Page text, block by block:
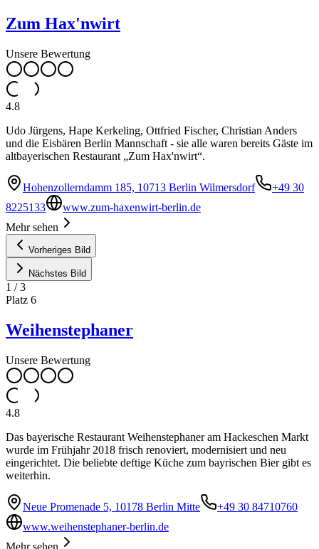
Zum Hax'nwirt
Unsere Bewertung
4.8
Udo Jürgens, Hape Kerkeling, Ottfried Fischer, Christian Anders
und die Eisbären Berlin Mannschaft - sie alle waren bereits Gäste im
altbayerischen Restaurant „Zum Hax'nwirt“.
Hohenzollerndamm 185, 10713 Berlin Wilmersdorf
+49 30
8225133
www.zum-haxenwirt-berlin.de
Mehr sehen
Vorheriges Bild
Nächstes Bild
1 /3
Platz 6
Weihenstephaner
Unsere Bewertung
4.8
Das bayerische Restaurant Weihenstephaner am Hackeschen Markt
wurde im Frühjahr 2018 frisch renoviert, modernisiert und neu
eingerichtet. Die beliebte deftige Küche zum bayrischen Bier gibt es
weiterhin.
Neue Promenade 5, 10178 Berlin Mitte
+49 30 84710760
www.weihenstephaner-berlin.de
Mehr sehen